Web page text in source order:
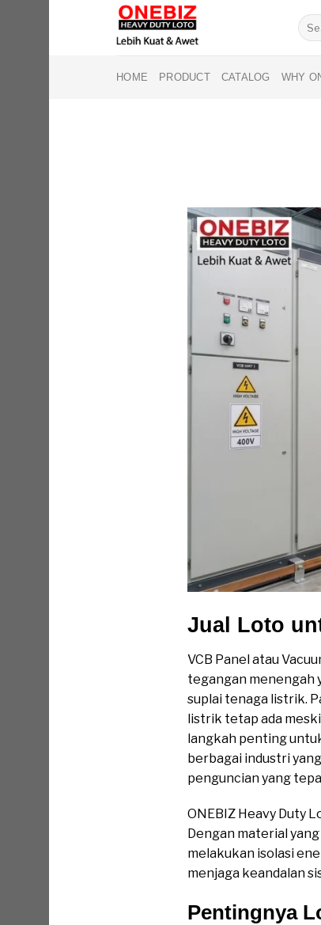
for:
HOME PRODUCT CATALOG WHY
Jual Loto
VCB Panel atau
tegangan menengah
suplai tenaga listrik.
listrik tetap ada
langkah penting
berbagai industri
penguncian yang
ONEBIZ Heavy Duty
Dengan material
melakukan isolasi
menjaga keandalan
Pentingnya